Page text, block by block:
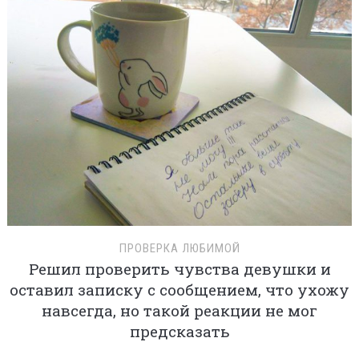
ПРОВЕРКА ЛЮБИМОЙ
Решил проверить чувства девушки и
оставил записку с сообщением, что ухожу
навсегда, но такой реакции не мог
предсказать